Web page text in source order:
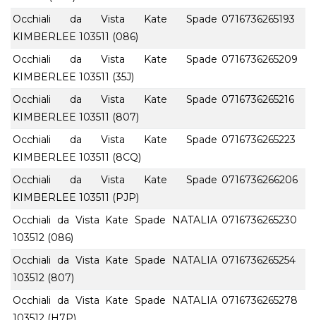
Occhiali da Vista Kate Spade
KIMBERLEE 103511 (086)
0716736265193
Occhiali da Vista Kate Spade
KIMBERLEE 103511 (35J)
0716736265209
Occhiali da Vista Kate Spade
KIMBERLEE 103511 (807)
0716736265216
Occhiali da Vista Kate Spade
KIMBERLEE 103511 (8CQ)
0716736265223
Occhiali da Vista Kate Spade
KIMBERLEE 103511 (PJP)
0716736266206
Occhiali da Vista Kate Spade NATALIA
103512 (086)
0716736265230
Occhiali da Vista Kate Spade NATALIA
103512 (807)
0716736265254
Occhiali da Vista Kate Spade NATALIA 0716736265278